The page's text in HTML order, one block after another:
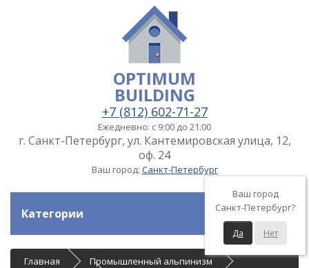
OPTIMUM
BUILDING
+7 (812) 602-71-27
Ежедневно: с 9:00 до 21:00
г. Санкт-Петербург, ул. Кантемировская улица, 12,
оф. 24
Ваш город: Санкт-Петербург
Ваш город
Санкт-Петербург?
Да Нет
Категории
Главная
Промышленный альпинизм